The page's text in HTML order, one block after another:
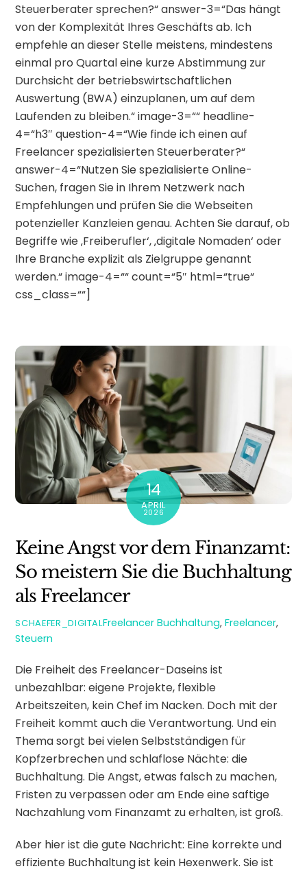
Steuerberater sprechen?“ answer-3=“Das hängt
von der Komplexität Ihres Geschäfts ab. Ich
empfehle an dieser Stelle meistens, mindestens
einmal pro Quartal eine kurze Abstimmung zur
Durchsicht der betriebswirtschaftlichen
Auswertung (BWA) einzuplanen, um auf dem
Laufenden zu bleiben.“ image-3=““ headline-
4=“h3″ question-4=“Wie finde ich einen auf
Freelancer spezialisierten Steuerberater?“
answer-4=“Nutzen Sie spezialisierte Online-
Suchen, fragen Sie in Ihrem Netzwerk nach
Empfehlungen und prüfen Sie die Webseiten
potenzieller Kanzleien genau. Achten Sie darauf, ob
Begriffe wie ‚Freiberufler‘, ‚digitale Nomaden‘ oder
Ihre Branche explizit als Zielgruppe genannt
werden.“ image-4=““ count=“5″ html=“true“
css_class=““]
14
APRIL
2026
Keine Angst vor dem Finanzamt:
So meistern Sie die Buchhaltung
als Freelancer
SCHAEFER_DIGITALFreelancer Buchhaltung, Freelancer,
Steuern
Die Freiheit des Freelancer-Daseins ist
unbezahlbar: eigene Projekte, flexible
Arbeitszeiten, kein Chef im Nacken. Doch mit der
Freiheit kommt auch die Verantwortung. Und ein
Thema sorgt bei vielen Selbstständigen für
Kopfzerbrechen und schlaflose Nächte: die
Buchhaltung. Die Angst, etwas falsch zu machen,
Fristen zu verpassen oder am Ende eine saftige
Nachzahlung vom Finanzamt zu erhalten, ist groß.
Aber hier ist die gute Nachricht: Eine korrekte und
effiziente Buchhaltung ist kein Hexenwerk. Sie ist